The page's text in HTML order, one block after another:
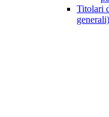
Titolari
generali)